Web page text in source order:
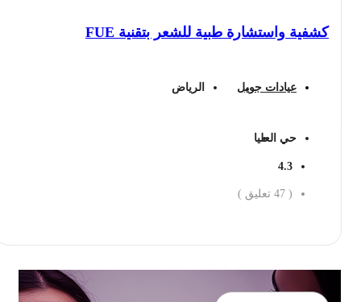
كشفية واستشارة طبية للشعر بتقنية FUE
عيادات جويل الرياض
حي العليا
4.3
47 تعليق )